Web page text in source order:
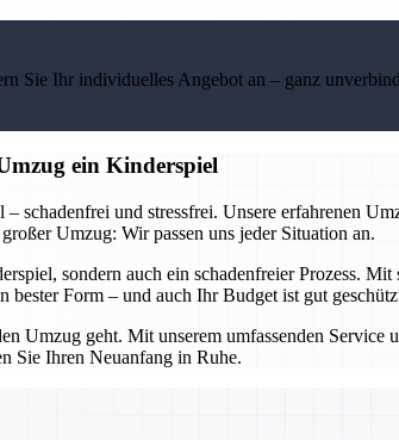
Sie Ihr individuelles Angebot an – ganz
ein Kinderspiel
schadenfrei und stressfrei. Unsere erfahrenen
Umzug: Wir passen uns jeder Situation an.
sondern auch ein schadenfreier Prozess.
bester Form – und auch Ihr Budget ist gut
Umzug geht. Mit unserem umfassenden
Sie Ihren Neuanfang in Ruhe.